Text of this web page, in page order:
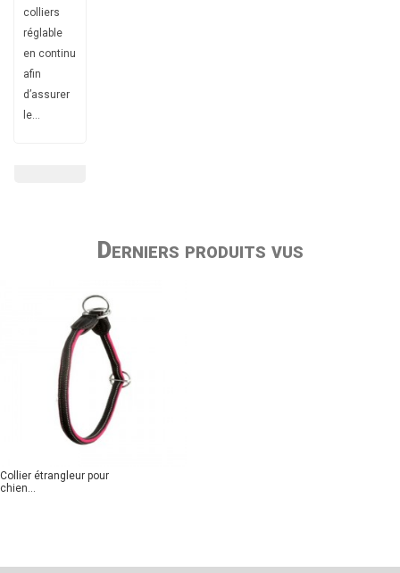
colliers
réglable
en continu
afin
d’assurer
le...
Derniers produits vus
Collier étrangleur pour
chien...